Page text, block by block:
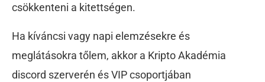
csökkenteni a kitettségen.
Ha kíváncsi vagy napi elemzésekre és
meglátásokra tőlem, akkor a Kripto Akadémia
discord szerverén és VIP csoportjában